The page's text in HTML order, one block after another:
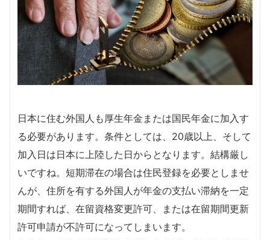
日本に住む外国人も厚生年金または国民年金に加入す
る必要があります。条件としては、20歳以上、そして
加入日は日本に上陸した日からとなります。結構厳し
いですね。短期滞在の場合は住民登録を必要としませ
んが、住所を有する外国人が年金の支払い滞納を一定
期間すれば、在留資格変更許可、または在留期間更新
許可申請が不許可になってしまいます。